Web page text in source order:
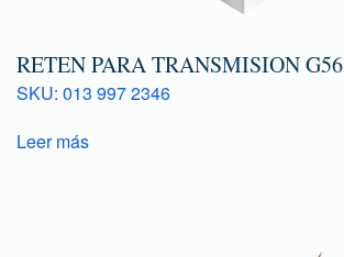
RETEN PARA TRANSMISION G56
SKU: 013 997 2346
Leer más